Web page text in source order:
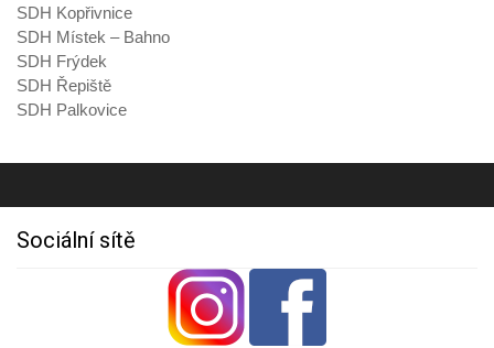
SDH Kopřivnice
SDH Místek – Bahno
SDH Frýdek
SDH Řepiště
SDH Palkovice
Sociální sítě